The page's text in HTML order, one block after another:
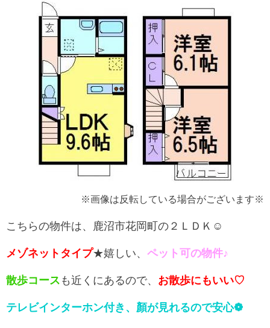
※画像は反転している場合がございます※
こちらの物件は、鹿沼市花岡町の２ＬＤＫ☺
メゾネットタイプ★嬉しい、 ペット可の物件♪
散歩コース も近くにあるので、 お散歩にもいい♡
テレビインターホン付き、顏が見れるので安心❁